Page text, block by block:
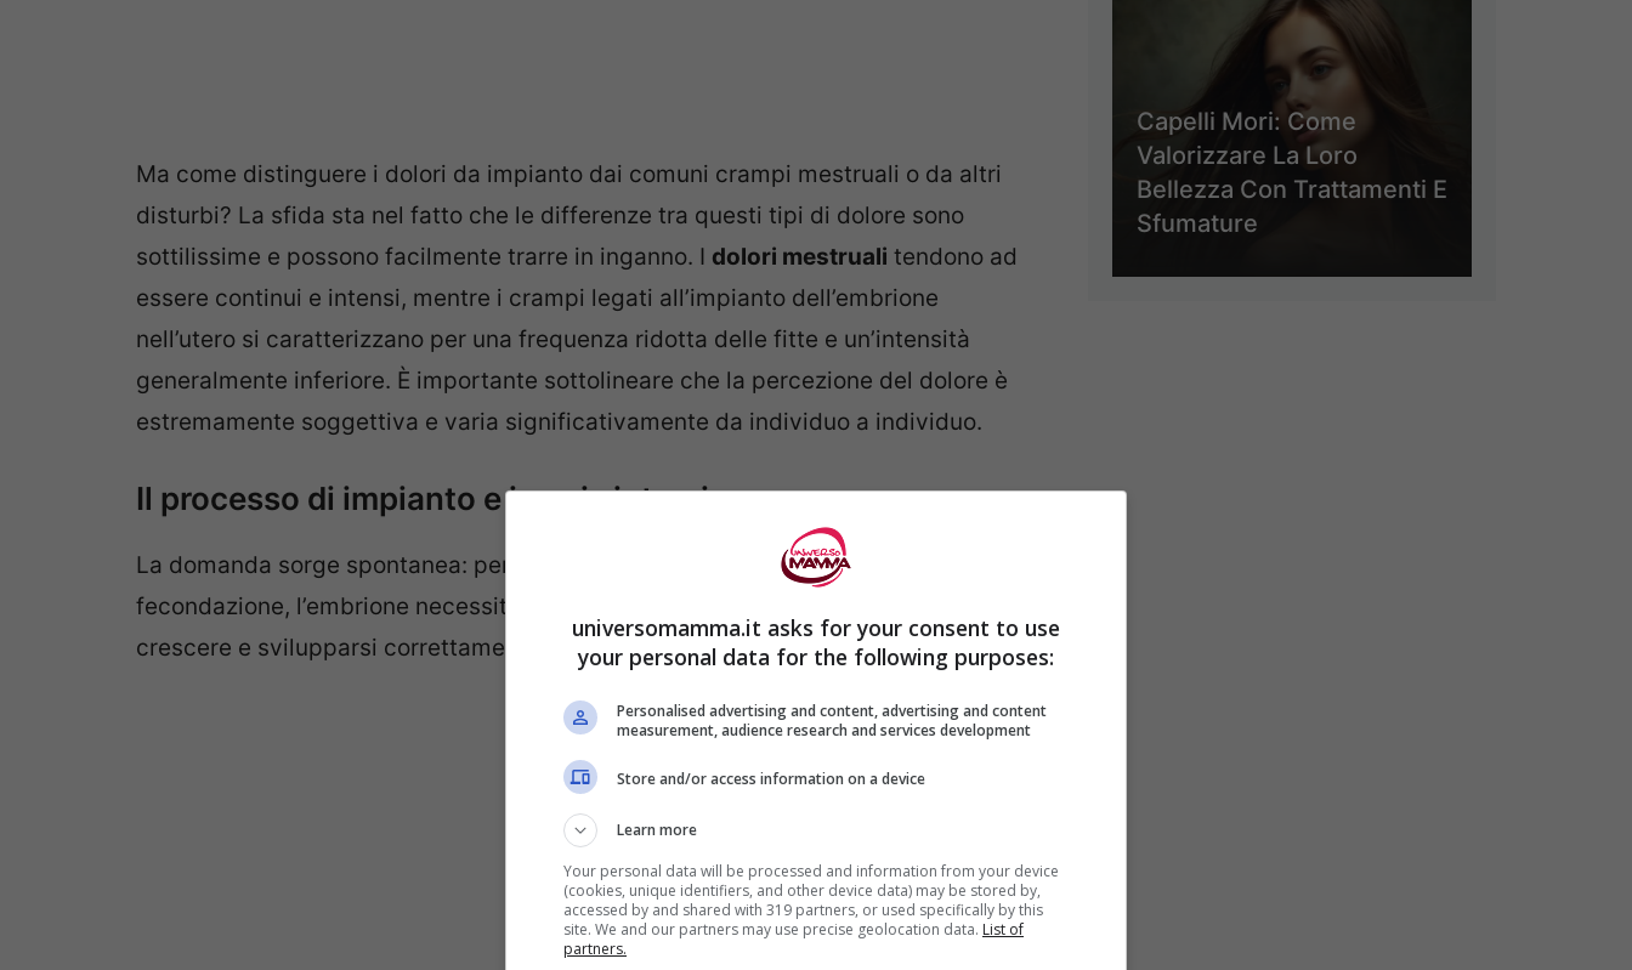
Ma come distinguere i dolori da impianto dai comuni crampi mestruali o da altri
disturbi? La sfida sta nel fatto che le differenze tra questi tipi di dolore sono
sottilissime e possono facilmente trarre in inganno. I dolori mestruali tendono ad
essere continui e intensi, mentre i crampi legati all’impianto dell’embrione
nell’utero si caratterizzano per una frequenza ridotta delle fitte e un’intensità
generalmente inferiore. È importante sottolineare che la percezione del dolore è
estremamente soggettiva e varia significativamente da individuo a individuo.
Il processo di impianto e i suoi sintomi
La domanda sorge spontanea: perché si verificano questi dolori? Dopo la
fecondazione, l’embrione necessita di annidarsi nella cavità uterina per poter
crescere e svilupparsi correttamente.
Capelli Mori: Come
Valorizzare La Loro
Bellezza Con Trattamenti E
Sfumature
universomamma.it asks for your consent to use
your personal data for the following purposes:
Personalised advertising and content, advertising and content
measurement, audience research and services development
Store and/or access information on a device
Learn more
Your personal data will be processed and information from your device
(cookies, unique identifiers, and other device data) may be stored by,
accessed by and shared with 319 partners, or used specifically by this
site. We and our partners may use precise geolocation data. List of
partners.